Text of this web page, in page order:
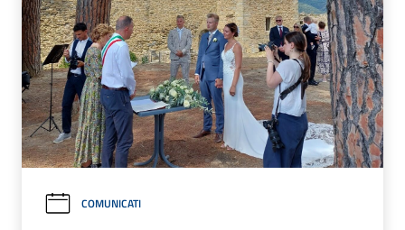
COMUNICATI